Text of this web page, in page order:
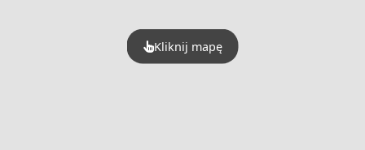
Kliknij mapę